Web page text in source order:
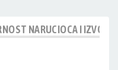
NARUCIOCA I